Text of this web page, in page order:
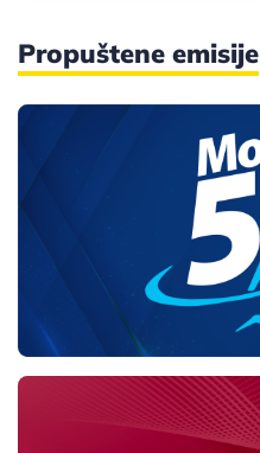
Propuštene emisije